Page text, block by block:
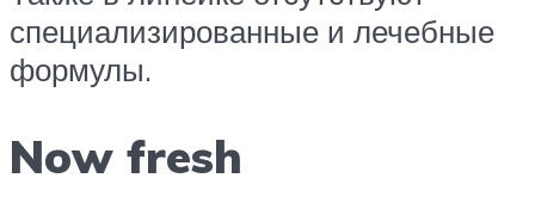
специализированные и лечебные
формулы.
Now fresh